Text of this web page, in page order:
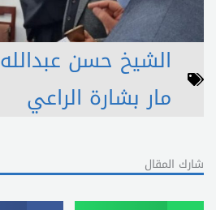
الشيخ حسن عبدالله
مار بشارة الراعي
شارك المقال